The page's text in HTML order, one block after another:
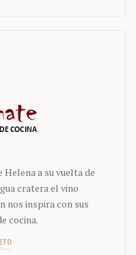
a su vuelta de
cratera el vino
nos inspira con sus
cocina.